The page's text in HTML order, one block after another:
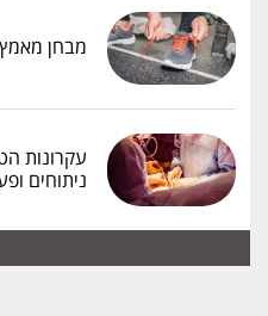
מבחן מאמץ
עקרונות
ניתוחים